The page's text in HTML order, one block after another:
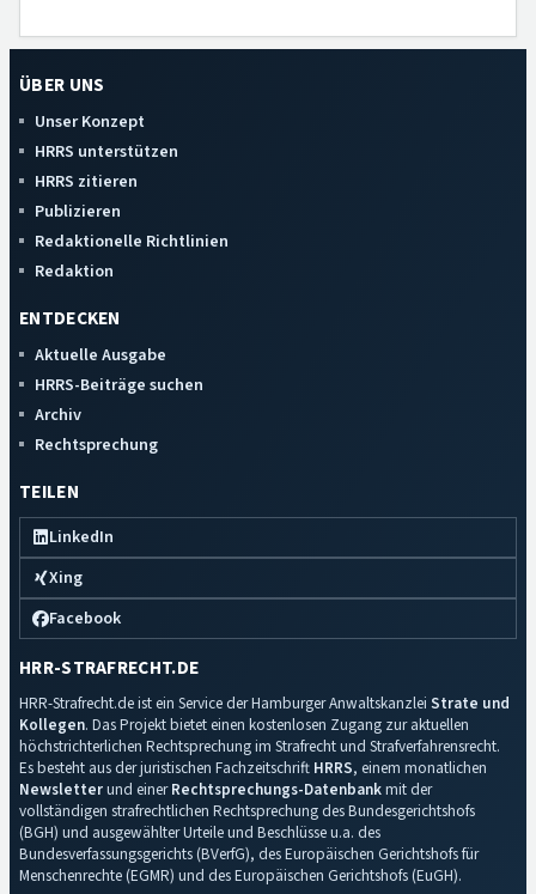
ÜBER UNS
Unser Konzept
HRRS unterstützen
HRRS zitieren
Publizieren
Redaktionelle Richtlinien
Redaktion
ENTDECKEN
Aktuelle Ausgabe
HRRS-Beiträge suchen
Archiv
Rechtsprechung
TEILEN
LinkedIn
Xing
Facebook
HRR-STRAFRECHT.DE
HRR-Strafrecht.de ist ein Service der Hamburger Anwaltskanzlei Strate und
Kollegen. Das Projekt bietet einen kostenlosen Zugang zur aktuellen
höchstrichterlichen Rechtsprechung im Strafrecht und Strafverfahrensrecht.
Es besteht aus der juristischen Fachzeitschrift HRRS, einem monatlichen
Newsletterund einerRechtsprechungs-Datenbankmit der
vollständigen strafrechtlichen Rechtsprechung des Bundesgerichtshofs
(BGH) und ausgewählter Urteile und Beschlüsse u.a. des
Bundesverfassungsgerichts (BVerfG), des Europäischen Gerichtshofs für
Menschenrechte (EGMR) und des Europäischen Gerichtshofs (EuGH).